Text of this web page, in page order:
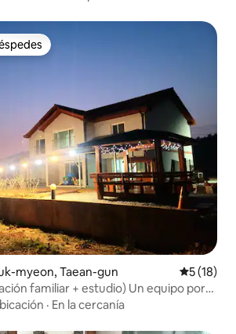
myeon, Taean-gun
5 (18)
familiar + estudio) Un equipo por
caliente, vista al mar, experiencia en
· En la cercanía